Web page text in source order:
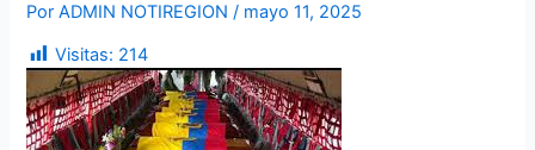
PorADMIN NOTIREGION/ mayo 11, 2025
Visitas: 214